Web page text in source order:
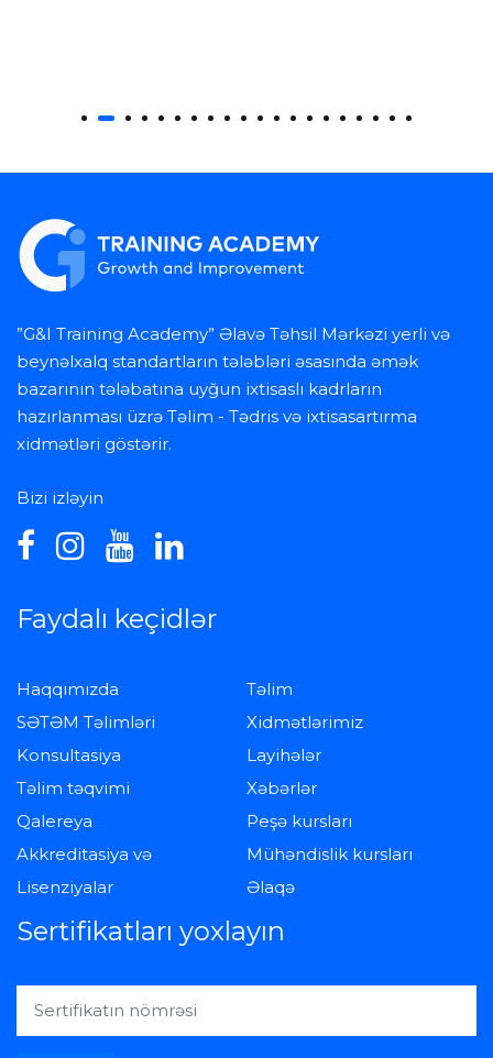
”G&I Training Academy” Əlavə Təhsil Mərkəzi yerli və
beynəlxalq standartların tələbləri əsasında əmək
bazarının tələbatına uyğun ixtisaslı kadrların
hazırlanması üzrə Təlim - Tədris və ixtisasartırma
xidmətləri göstərir.
Bizi izləyin
Faydalı keçidlər
Haqqımızda
Təlim
SƏTƏM Təlimləri
Xidmətlərimiz
Konsultasiya
Layihələr
Təlim təqvimi
Xəbərlər
Qalereya
Peşə kursları
Akkreditasiya və
Lisenziyalar
Mühəndislik kursları
Əlaqə
Sertifikatları yoxlayın